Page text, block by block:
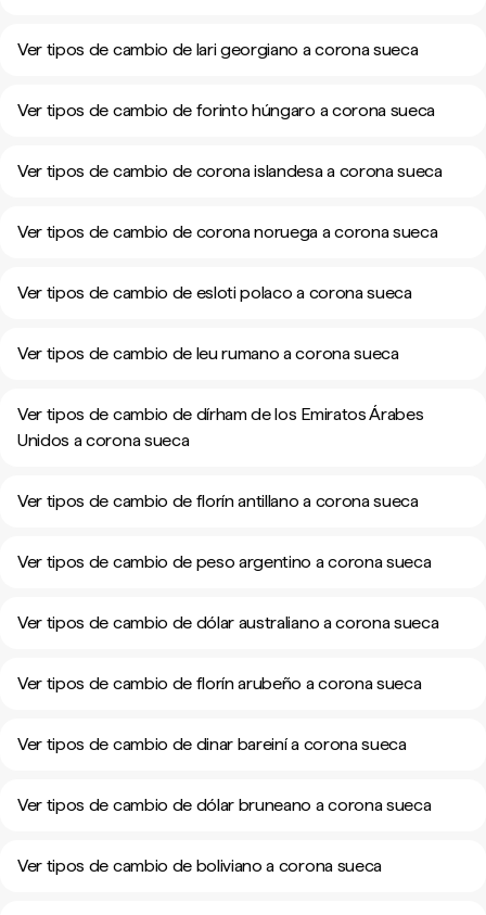
Ver tipos de cambio de lari georgiano a corona sueca
Ver tipos de cambio de forinto húngaro a corona sueca
Ver tipos de cambio de corona islandesa a corona sueca
Ver tipos de cambio de corona noruega a corona sueca
Ver tipos de cambio de esloti polaco a corona sueca
Ver tipos de cambio de leu rumano a corona sueca
Ver tipos de cambio de dírham de los Emiratos Árabes
Unidos a corona sueca
Ver tipos de cambio de florín antillano a corona sueca
Ver tipos de cambio de peso argentino a corona sueca
Ver tipos de cambio de dólar australiano a corona sueca
Ver tipos de cambio de florín arubeño a corona sueca
Ver tipos de cambio de dinar bareiní a corona sueca
Ver tipos de cambio de dólar bruneano a corona sueca
Ver tipos de cambio de boliviano a corona sueca